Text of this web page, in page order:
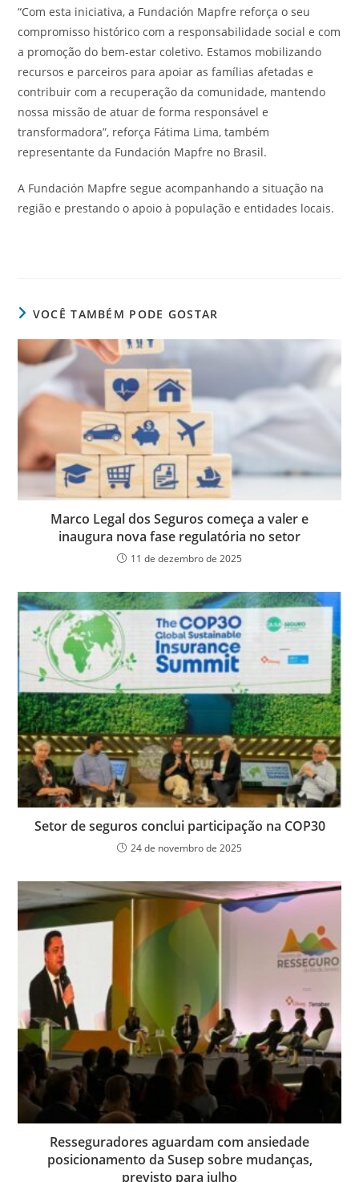
“Com esta iniciativa, a Fundación Mapfre reforça o seu
compromisso histórico com a responsabilidade social e com
a promoção do bem-estar coletivo. Estamos mobilizando
recursos e parceiros para apoiar as famílias afetadas e
contribuir com a recuperação da comunidade, mantendo
nossa missão de atuar de forma responsável e
transformadora”, reforça Fátima Lima, também
representante da Fundación Mapfre no Brasil.
A Fundación Mapfre segue acompanhando a situação na
região e prestando o apoio à população e entidades locais.
VOCÊ TAMBÉM PODE GOSTAR
Marco Legal dos Seguros começa a valer e
inaugura nova fase regulatória no setor
11 de dezembro de 2025
Setor de seguros conclui participação na COP30
24 de novembro de 2025
Resseguradores aguardam com ansiedade
posicionamento da Susep sobre mudanças,
previsto para julho